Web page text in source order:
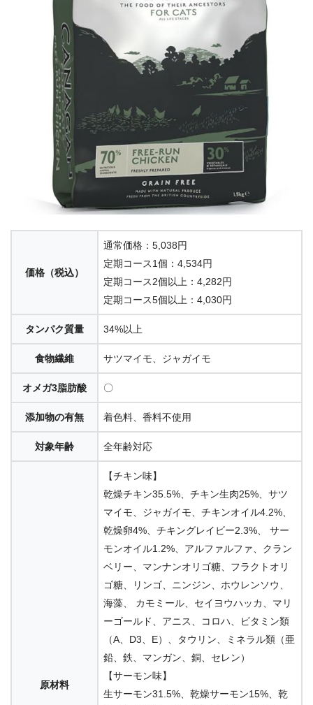
価格（税込）
通常価格：5,038円
定期コース1個：4,534円
定期コース2個以上：4,282円
定期コース5個以上：4,030円
タンパク質量 34%以上
食物繊維 サツマイモ、ジャガイモ
オメガ3脂肪酸 〇
添加物の有無 着色料、香料不使用
対象年齢 全年齢対応
原材料
【チキン味】
乾燥チキン35.5%、チキン生肉25%、サツ
マイモ、ジャガイモ、チキンオイル4.2%、
乾燥卵4%、チキングレイビー2.3%、 サー
モンオイル1.2%、アルファルファ、クラン
ベリー、マンナンオリゴ糖、フラクトオリ
ゴ糖、リンゴ、ニンジン、ホウレンソウ、
海藻、 カモミール、セイヨウハッカ、マリ
ーゴールド、アニス、コロハ、ビタミン類
（A、D3、E）、タウリン、ミネラル類（亜
鉛、鉄、マンガン、銅、セレン）
【サーモン味】
生サーモン31.5%、乾燥サーモン15%、乾